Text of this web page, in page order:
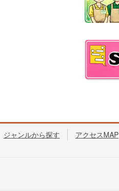
ジャンルから探す アクセスMAP